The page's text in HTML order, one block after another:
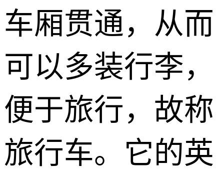
车厢贯通，从而
可以多装行李，
便于旅行，故称
旅行车。它的英